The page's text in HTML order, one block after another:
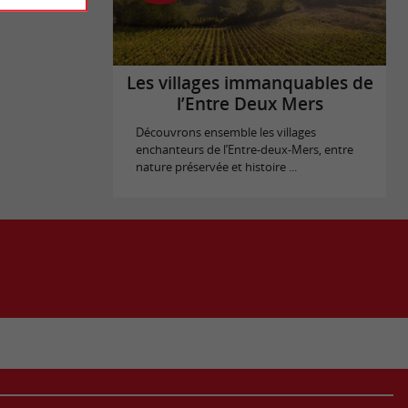
Les villages immanquables de
l’Entre Deux Mers
Découvrons ensemble les villages
enchanteurs de l’Entre-deux-Mers, entre
nature préservée et histoire ...